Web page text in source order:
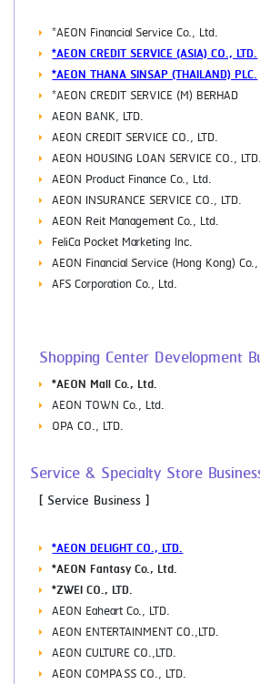
*AEON Financial Service Co., Ltd.
*AEON CREDIT SERVICE (ASIA) CO., LTD.
*AEON THANA SINSAP (THAILAND) PLC.
*AEON CREDIT SERVICE (M) BERHAD
AEON BANK, LTD.
AEON CREDIT SERVICE CO., LTD.
AEON HOUSING LOAN SERVICE CO., LTD.
AEON Product Finance Co., Ltd.
AEON INSURANCE SERVICE CO., LTD.
AEON Reit Management Co., Ltd.
FeliCa Pocket Marketing Inc.
AEON Financial Service (Hong Kong)
AFS Corporation Co., Ltd.
Shopping Center Development
*AEON Mall Co., Ltd.
AEON TOWN Co., Ltd.
OPA CO., LTD.
Service & Specialty Store
[ Service Business ]
*AEON DELIGHT CO., LTD.
*AEON Fantasy Co., Ltd.
*ZWEI CO., LTD.
AEON Eaheart Co., LTD.
AEON ENTERTAINMENT CO.,LTD.
AEON CULTURE CO.,LTD.
AEON COMPASS CO., LTD.